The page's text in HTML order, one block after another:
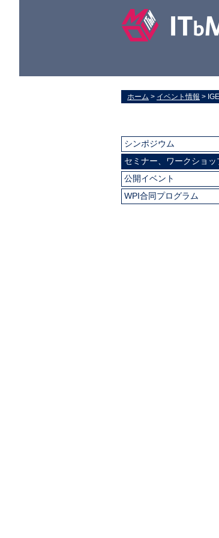
ホーム > イベント情報 >
シンポジウム
セミナー、ワークショッ
公開イベント
WPI合同プログラム